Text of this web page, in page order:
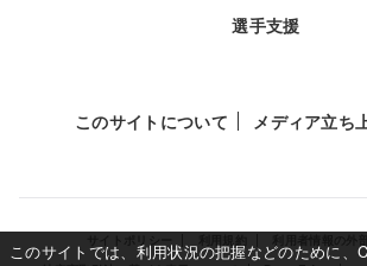
選手支援
このサイトについて メディア立ち
このサイトでは、利用状況の把握などのために、